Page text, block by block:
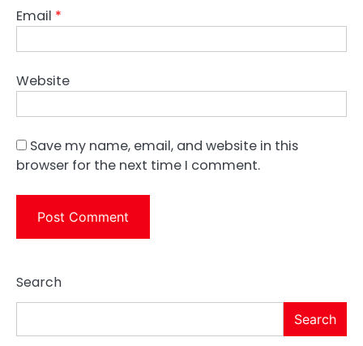
Email *
Website
Save my name, email, and website in this
browser for the next time I comment.
Search
Search